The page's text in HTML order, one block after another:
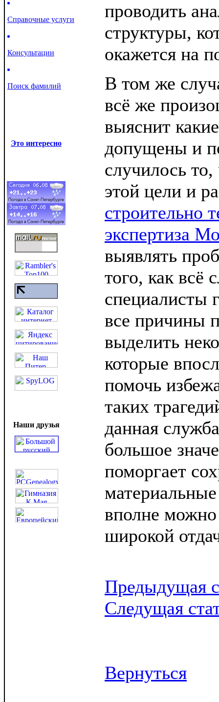
Справочные услуги
Консультации
Поиск фамилий
Это интересно
Наши друзья
проводить
структуры,
окажется на
В том же
всё же
выяснит
допущены и
случилось
этой цели и
строительно
экспертиза
выявлять
того, как всё
специалисты
все причины
выделить
которые
помочь
таких
данная
большое
поморгает
вполне можно
широкой
Предыдущая
Следущая
Вернуться